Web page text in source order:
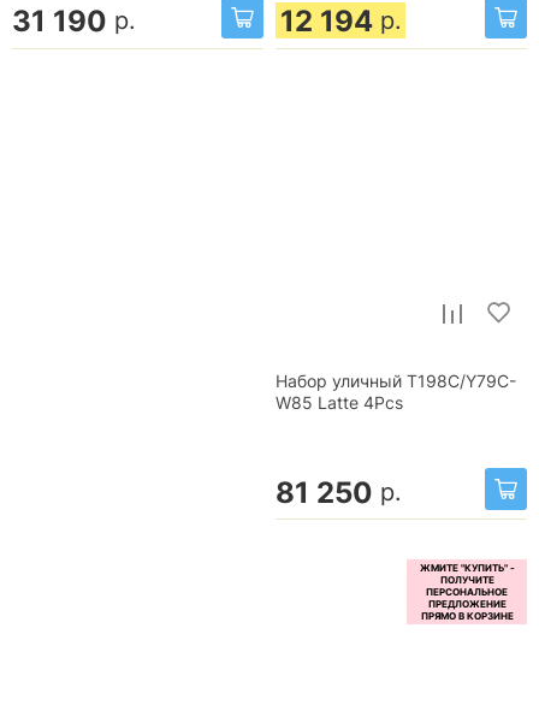
31 190 р. 12 194 р.
Набор уличный T198C/Y79C-
W85 Latte 4Pcs
81 250 р.